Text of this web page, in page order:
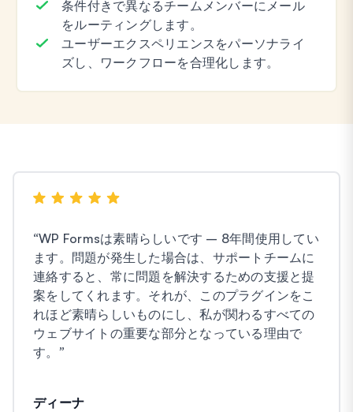
条件付きで異なるチームメンバーにメール
をルーティングします。
ユーザーエクスペリエンスをパーソナライ
ズし、ワークフローを合理化します。
“WP Formsは素晴らしいです – 8年間使用してい
ます。問題が発生した場合は、サポートチームに
連絡すると、常に問題を解決するための支援と提
案をしてくれます。それが、このプラグインをこ
れほど素晴らしいものにし、私が関わるすべての
ウェブサイトの重要な部分となっている理由で
す。 ”
ディーナ